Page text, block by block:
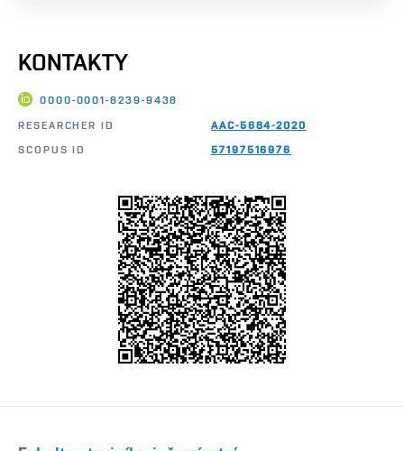
KONTAKTY
0000-0001-8239-9438
RESEARCHER ID
AAC-5684-2020
SCOPUS ID
57197516976